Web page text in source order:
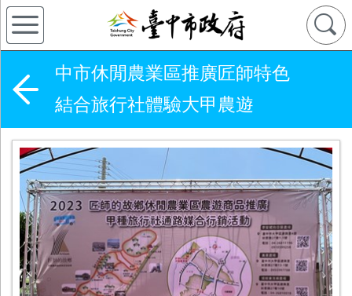
中市休閒農業區推廣匠師特色
結合旅行社體驗大甲農遊